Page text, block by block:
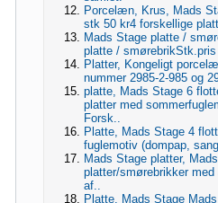
Porcelæn, Krus, Mads
stk 50 kr4 forskellige
Mads Stage platte /
platte /
Platter, Kongeligt
nummer 2985-2-985 og
platte, Mads Stage 6
platter med
Forsk..
Platte, Mads Stage 4
fuglemotiv (dompap,
Mads Stage platter,
platter/smørebrikker
af..
Platte, Mads Stage